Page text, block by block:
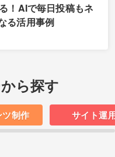
！AIで毎日投稿もネ
る活用事例
ら探す
ツ制作 サイト運